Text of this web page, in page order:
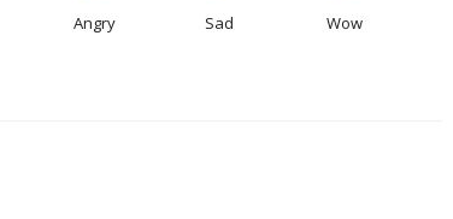
Angry Sad Wow